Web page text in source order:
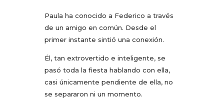
Paula ha conocido a Federico a través
de un amigo en común. Desde el
primer instante sintió una conexión.
Él, tan extrovertido e inteligente, se
pasó toda la fiesta hablando con ella,
casi únicamente pendiente de ella, no
se separaron ni un momento.